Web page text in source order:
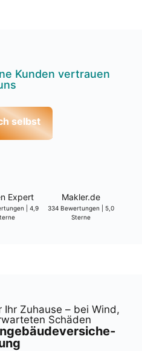
Kun­den ver­trau­en
selbst
Expert
| 4,9
Makler.de
334 Bewer­tun­gen | 5,0
Ster­ne
Zuhau­se – bei Wind,
Schä­den